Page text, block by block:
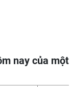
nay của một